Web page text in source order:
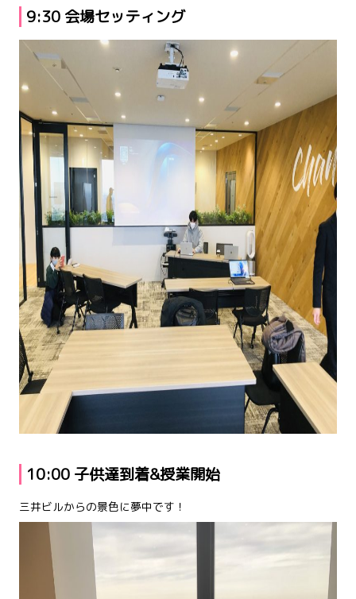
9:30 会場セッティング
10:00 子供達到着&授業開始
三井ビルからの景色に夢中です！